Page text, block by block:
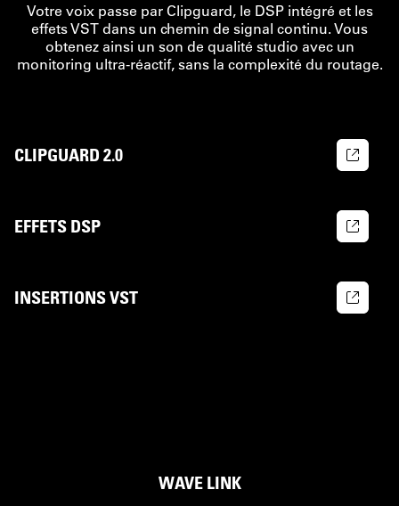
Votre voix passe par Clipguard, le DSP intégré et les
effets VST dans un chemin de signal continu. Vous
obtenez ainsi un son de qualité studio avec un
monitoring ultra-réactif, sans la complexité du routage.
CLIPGUARD 2.0
EFFETS DSP
INSERTIONS VST
WAVE LINK